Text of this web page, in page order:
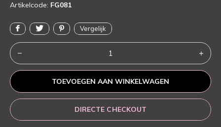
Artikelcode: FG081
Vergelijk
TOEVOEGEN AAN WINKELWAGEN
DIRECTE CHECKOUT